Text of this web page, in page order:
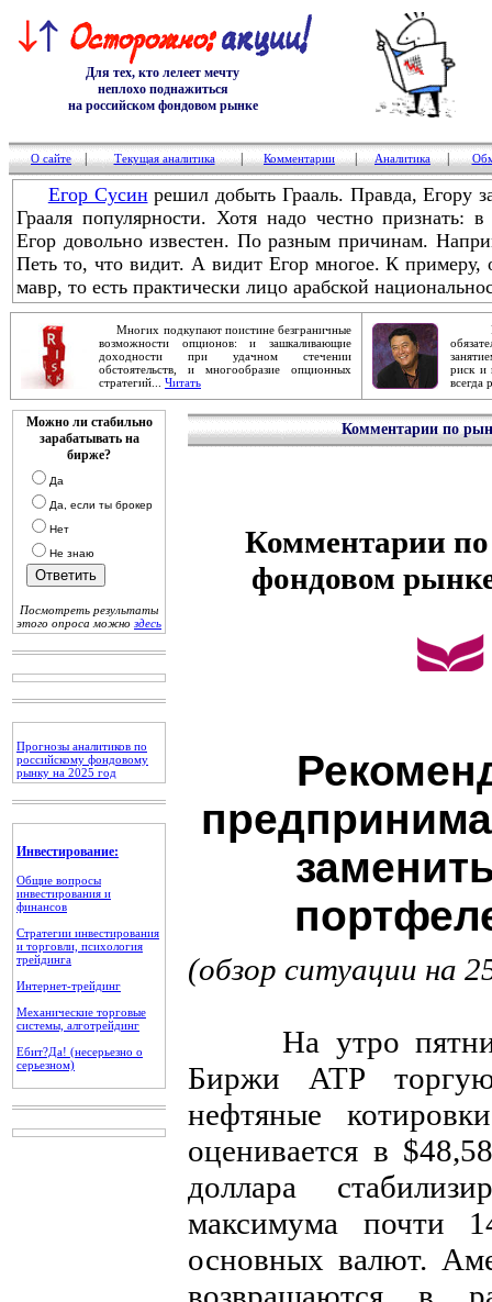
Для тех, кто лелеет мечту
неплохо поднажиться
на российском фондовом рынке
О сайте Текущая аналитика Комментарии Аналитика
Егор Сусин решил добыть Грааль. Правда, Егору
Грааля популярности. Хотя надо честно признать:
Егор довольно известен. По разным причинам.
Петь то, что видит. А видит Егор многое. К примеру,
мавр, то есть практически лицо арабской
Многих подкупают поистине безграничные
возможности опционов: и зашкаливающие
доходности при удачном стечении
обстоятельств, и многообразие опционных
стратегий... Читать
риск и
всегда
Можно ли стабильно
зарабатывать на
бирже?
Да
Да, если ты брокер
Нет
Не знаю
Посмотреть результаты
этого опроса можно здесь
Прогнозы аналитиков по
российскому фондовому
рынку на 2025 год
Инвестирование:
Общие вопросы
инвестирования и
финансов
Стратегии инвестирования
и торговли, психология
трейдинга
Интернет-трейдинг
Механические торговые
системы, алготрейдинг
Ебит?Да! (несерьезно о
серьезном)
Комментарии по
Комментарии по
фондовом
(обзор ситуации на
На утро
Биржи АТР
нефтяные
оценивается в
доллара
максимума почти
основных валют.